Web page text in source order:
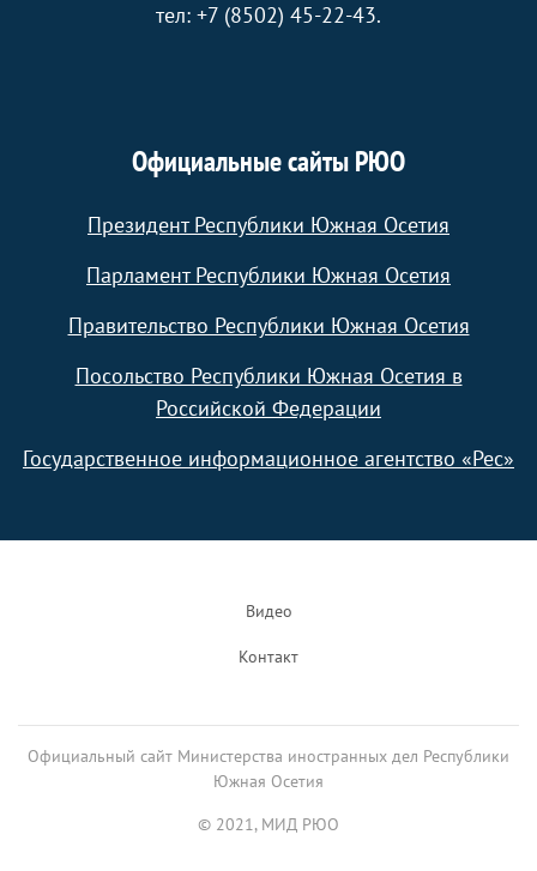
тел: +7 (8502) 45-22-43.
Официальные сайты РЮО
Президент Республики Южная Осетия
Парламент Республики Южная Осетия
Правительство Республики Южная Осетия
Посольство Республики Южная Осетия в
Российской Федерации
Государственное информационное агентство «Рес»
Видео
Контакт
Официальный сайт Министерства иностранных дел Республики
Южная Осетия
© 2021, МИД РЮО